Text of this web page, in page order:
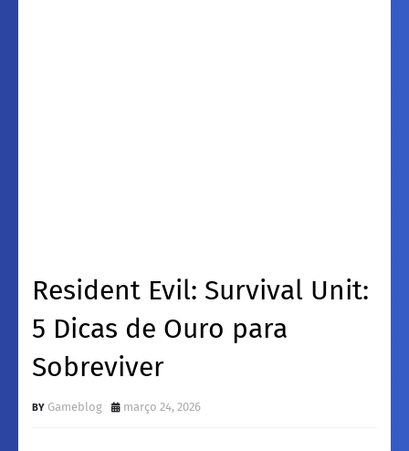
Resident Evil: Survival Unit:
5 Dicas de Ouro para
Sobreviver
Gameblog março 24, 2026